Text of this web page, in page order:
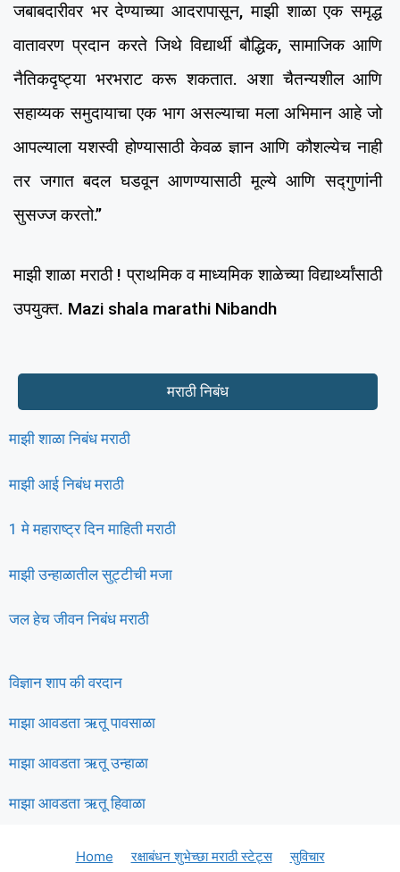
जबाबदारीवर भर देण्याच्या आदरापासून, माझी शाळा एक समृद्ध
वातावरण प्रदान करते जिथे विद्यार्थी बौद्धिक, सामाजिक आणि
नैतिकदृष्ट्या भरभराट करू शकतात. अशा चैतन्यशील आणि
सहाय्यक समुदायाचा एक भाग असल्याचा मला अभिमान आहे जो
आपल्याला यशस्वी होण्यासाठी केवळ ज्ञान आणि कौशल्येच नाही
तर जगात बदल घडवून आणण्यासाठी मूल्ये आणि सद्गुणांनी
सुसज्ज करतो.”
माझी शाळा मराठी ! प्राथमिक व माध्यमिक शाळेच्या विद्यार्थ्यांसाठी
उपयुक्त. Mazi shala marathi Nibandh
मराठी निबंध
माझी शाळा निबंध मराठी
माझी आई निबंध मराठी
1 मे महाराष्ट्र दिन माहिती मराठी
माझी उन्हाळातील सुट्टीची मजा
जल हेच जीवन निबंध मराठी
विज्ञान शाप की वरदान
माझा आवडता ऋतू पावसाळा
माझा आवडता ऋतू उन्हाळा
माझा आवडता ऋतू हिवाळा
Home रक्षाबंधन शुभेच्छा मराठी स्टेट्स सुविचार